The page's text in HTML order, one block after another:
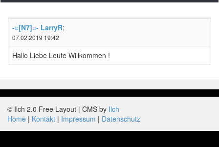
-=[N7]=- LarryR:
07.02.2019 19:42
Hallo Liebe Leute Willkommen !
© Ilch 2.0 Free Layout | CMS by Ilch
Home
Kontakt Impressum Datenschutz